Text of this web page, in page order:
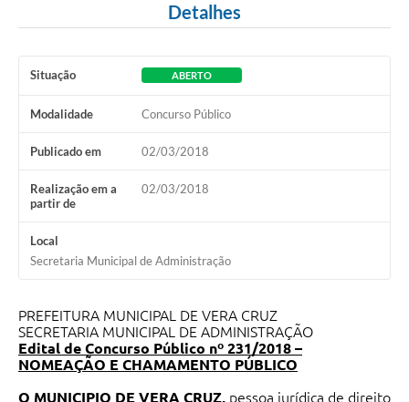
Detalhes
Situação ABERTO
Modalidade Concurso Público
Publicado em 02/03/2018
Realização em a
partir de
02/03/2018
Local
Secretaria Municipal de Administração
PREFEITURA MUNICIPAL DE VERA CRUZ
SECRETARIA MUNICIPAL DE ADMINISTRAÇÃO
Edital de Concurso Público nº 231/2018 –
NOMEAÇÃO E CHAMAMENTO PÚBLICO
O MUNICIPIO DE VERA CRUZ, pessoa jurídica de direito